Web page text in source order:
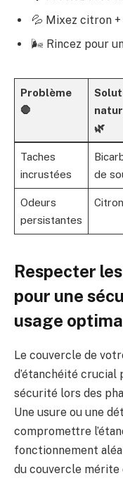
💦 Mixez citron
🌬️ Rincez pour
Problème
🛑
🌿
Taches
incrustées
de
Odeurs
persistantes
Respecter
pour une
usage
Le couvercle de
d’étanchéité
sécurité lors des
Une usure ou une
compromettre
fonctionnement
du couvercle